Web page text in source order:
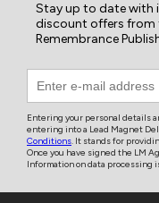
Stay up to date with
discount offers from
Remembrance
Entering your personal details
entering into a Lead Magnet
Conditions. It stands for
Once you have signed the LM
Information on data processing